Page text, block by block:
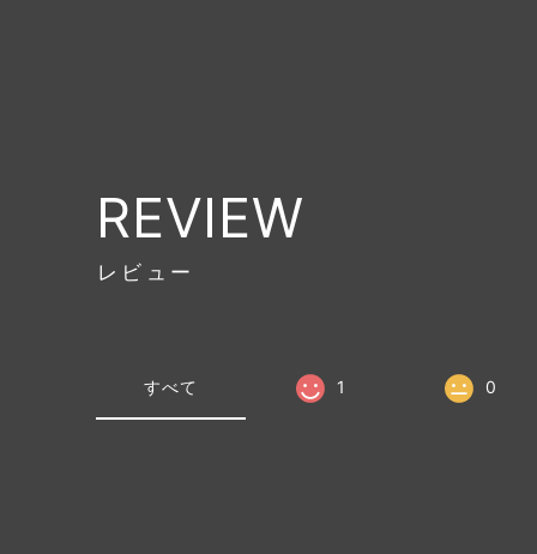
REVIEW
レビュー
すべて 1 0